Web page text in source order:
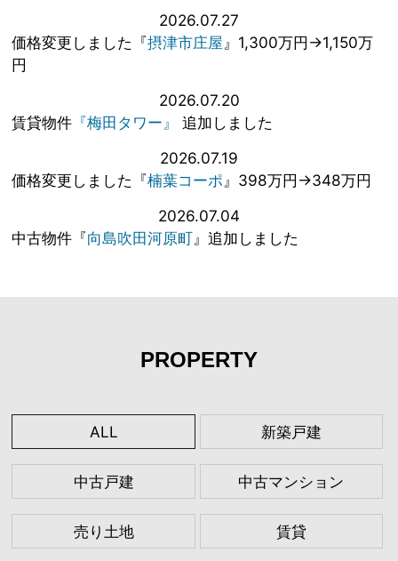
2026.07.27
価格変更しました『摂津市庄屋』1,300万円→1,150万
円
2026.07.20
賃貸物件 『梅田タワー』
追加しました
2026.07.19
価格変更しました『楠葉コーポ』398万円→348万円
2026.07.04
中古物件『向島吹田河原町』追加しました
PROPERTY
ALL 新築戸建
中古戸建 中古マンション
売り土地 賃貸